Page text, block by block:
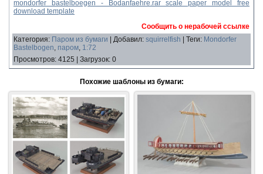
mondorfer bastelboegen - Bodanfaehre.rar scale paper model free
download template
Сообщить о нерабочей ссылке
Категория: Паром из бумаги Добавил: squirrelfish Теги: Mondorfer
Bastelbogen, паром, 1:72
Просмотров: 4125 Загрузок: 0
Похожие шаблоны из бумаги: